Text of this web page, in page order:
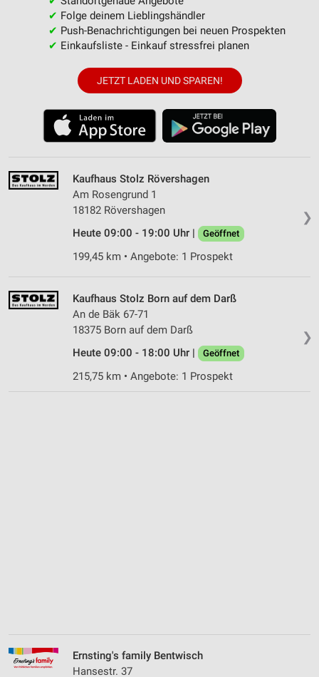
✔ Folge deinem Lieblingshändler
✔ Push-Benachrichtigungen bei neuen Prospekten
✔ Einkaufsliste - Einkauf stressfrei planen
JETZT LADEN UND SPAREN!
❯
Kaufhaus Stolz Rövershagen
Am Rosengrund 1
18182 Rövershagen
Heute 09:00 - 19:00 Uhr |
Geöffnet
199,45 km • Angebote: 1 Prospekt
❯
Kaufhaus Stolz Born auf dem Darß
An de Bäk 67-71
18375 Born auf dem Darß
Heute 09:00 - 18:00 Uhr |
Geöffnet
215,75 km • Angebote: 1 Prospekt
Ernsting's family Bentwisch
Hansestr. 37